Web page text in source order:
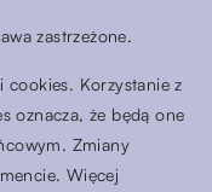
zastrzeżone.
Korzystanie z
oznacza, że będą one
Zmiany
Więcej